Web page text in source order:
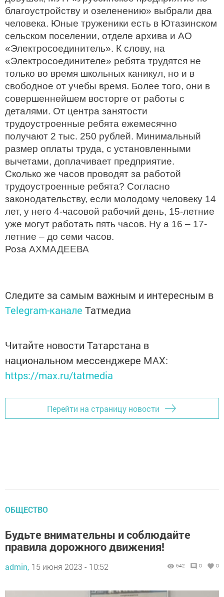
благоустройству и озеленению» выбрали два
человека. Юные труженики есть в Ютазинском
сельском поселении, отделе архива и АО
«Электросоединитель». К слову, на
«Электросоединителе» ребята трудятся не
только во время школьных каникул, но и в
свободное от учебы время. Более того, они в
совершеннейшем восторге от работы с
деталями. От центра занятости
трудоустроенные ребята ежемесячно
получают 2 тыс. 250 рублей. Минимальный
размер оплаты труда, с установленными
вычетами, доплачивает предприятие.
Сколько же часов проводят за работой
трудоустроенные ребята? Согласно
законодательству, если молодому человеку 14
лет, у него 4-часовой рабочий день, 15-летние
уже могут работать пять часов. Ну а 16 – 17-
летние – до семи часов.
Роза АХМАДЕЕВА
Следите за самым важным и интересным в
Telegram-канале Татмедиа
Читайте новости Татарстана в
национальном мессенджере MАХ:
https://max.ru/tatmedia
Перейти на страницу новости
ОБЩЕСТВО
Будьте внимательны и соблюдайте
правила дорожного движения!
admin, 15 июня 2023 - 10:52 642 0 0